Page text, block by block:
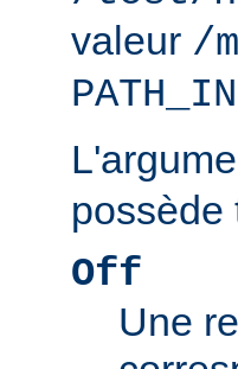
valeur /
possède
Off
Une